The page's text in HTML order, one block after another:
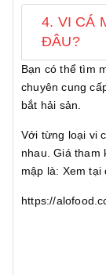
4. VI CÁ
ĐÂU?
Bạn có thể tìm
chuyên cung
bắt hải sản.
Với từng loại vi
nhau. Giá tham
mập là: Xem tại
https://